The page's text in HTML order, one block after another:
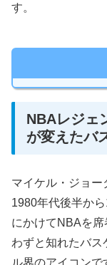
す。
NBAレジェ
が変えたバ
マイケル・ジョー
1980年代後半か
にかけてNBAを
わずと知れたバス
ル界のアイコンで